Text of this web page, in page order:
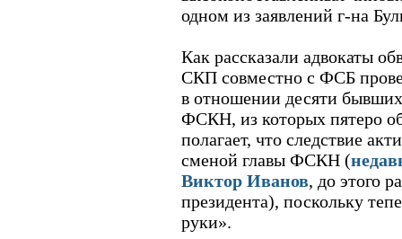
одном из заявлений г-на
Как рассказали адвокаты
СКП совместно с ФСБ
в отношении десяти
ФСКН, из которых пятеро
полагает, что следствие
сменой главы ФСКН (
Виктор Иванов, до этого
президента), поскольку
руки».